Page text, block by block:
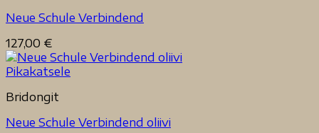
Neue Schule Verbindend
127,00 €
Pikakatsele
Bridongit
Neue Schule Verbindend oliivi